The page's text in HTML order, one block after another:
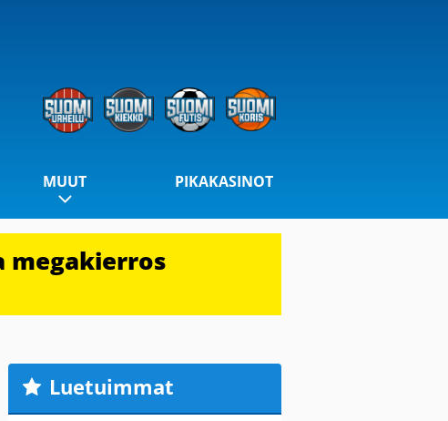
MUUT PIKAKASINOT
megakierros
Luetuimmat